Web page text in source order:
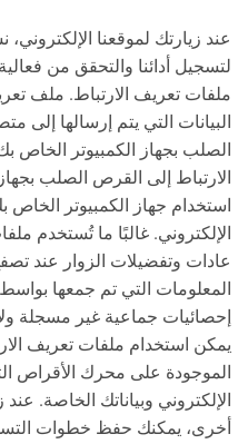
لتسجيل أدائنا والتحقق من
ملفات تعريف الارتباط. ملف
البيانات التي يتم إرسالها
الصلب بجهاز الكمبيوتر
الارتباط إلى القرص الصلب
استخدام جهاز الكمبيوتر
الإلكتروني. غالبًا ما تُستخدم
عادات وتفضيلات الزوار عند
المعلومات التي تم جمعها
إحصائيات جماعية غير مسجلة
يمكن استخدام ملفات تعريف
الموجودة على محرك الأقراص
الإلكتروني وبياناتك الخاصة.
أخرى، يمكنك حفظ خطوات